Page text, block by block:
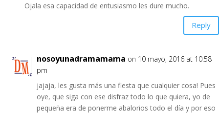
Ojala esa capacidad de entusiasmo les dure mucho.
Reply
nosoyunadramamama on 10 mayo, 2016 at 10:58
pm
jajaja, les gusta más una fiesta que cualquier cosa! Pues
oye, que siga con ese disfraz todo lo que quiera, yo de
pequeña era de ponerme abalorios todo el día y por eso